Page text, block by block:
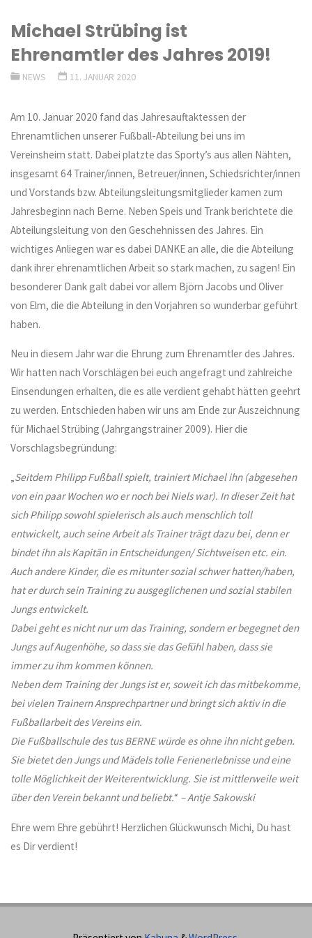
Michael Strübing ist
Ehrenamtler des Jahres 2019!
NEWS 11. JANUAR 2020
Am 10. Januar 2020 fand das Jahresauftaktessen der
Ehrenamtlichen unserer Fußball-Abteilung bei uns im
Vereinsheim statt. Dabei platzte das Sporty’s aus allen Nähten,
insgesamt 64 Trainer/innen, Betreuer/innen, Schiedsrichter/innen
und Vorstands bzw. Abteilungsleitungsmitglieder kamen zum
Jahresbeginn nach Berne. Neben Speis und Trank berichtete die
Abteilungsleitung von den Geschehnissen des Jahres. Ein
wichtiges Anliegen war es dabei DANKE an alle, die die Abteilung
dank ihrer ehrenamtlichen Arbeit so stark machen, zu sagen! Ein
besonderer Dank galt dabei vor allem Björn Jacobs und Oliver
von Elm, die die Abteilung in den Vorjahren so wunderbar geführt
haben.
Neu in diesem Jahr war die Ehrung zum Ehrenamtler des Jahres.
Wir hatten nach Vorschlägen bei euch angefragt und zahlreiche
Einsendungen erhalten, die es alle verdient gehabt hätten geehrt
zu werden. Entschieden haben wir uns am Ende zur Auszeichnung
für Michael Strübing (Jahrgangstrainer 2009). Hier die
Vorschlagsbegründung:
„Seitdem Philipp Fußball spielt, trainiert Michael ihn (abgesehen
von ein paar Wochen wo er noch bei Niels war). In dieser Zeit hat
sich Philipp sowohl spielerisch als auch menschlich toll
entwickelt, auch seine Arbeit als Trainer trägt dazu bei, denn er
bindet ihn als Kapitän in Entscheidungen/ Sichtweisen etc. ein.
Auch andere Kinder, die es mitunter sozial schwer hatten/haben,
hat er durch sein Training zu ausgeglichenen und sozial stabilen
Jungs entwickelt.
Dabei geht es nicht nur um das Training, sondern er begegnet den
Jungs auf Augenhöhe, so dass sie das Gefühl haben, dass sie
immer zu ihm kommen können.
Neben dem Training der Jungs ist er, soweit ich das mitbekomme,
bei vielen Trainern Ansprechpartner und bringt sich aktiv in die
Fußballarbeit des Vereins ein.
Die Fußballschule des tus BERNE würde es ohne ihn nicht geben.
Sie bietet den Jungs und Mädels tolle Ferienerlebnisse und eine
tolle Möglichkeit der Weiterentwicklung. Sie ist mittlerweile weit
über den Verein bekannt und beliebt.“ – Antje Sakowski
Ehre wem Ehre gebührt! Herzlichen Glückwunsch Michi, Du hast
es Dir verdient!